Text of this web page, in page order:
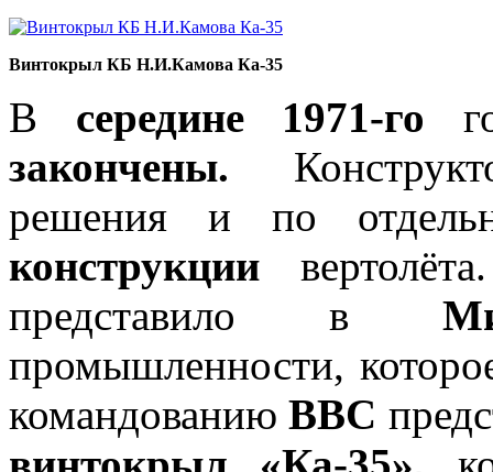
Винтокрыл КБ Н.И.Камова Ка-35
В середине 1971-го
закончены.
решения и по
конструкции
представило в
промышленности,
командованиюВВС